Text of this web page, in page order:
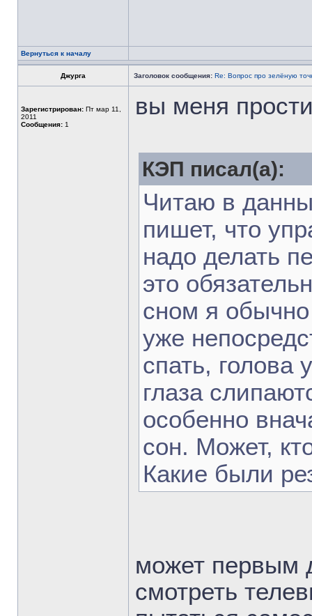
Вернуться к началу
Джурга Заголовок сообщения: Re: Вопрос про зелёную
Зарегистрирован: Пт мар 11,
2011
Сообщения: 1
вы меня
КЭП писал(а):
Читаю в
пишет, что
надо делать
это
сном я
уже
спать, голова
глаза
особенно
сон. Может,
Какие были
может первым
смотреть